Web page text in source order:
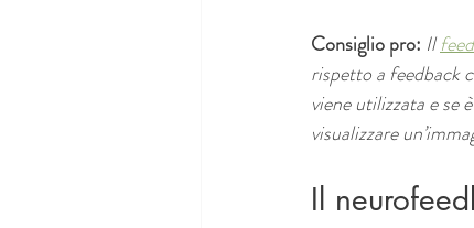
Consiglio pro: Il
rispetto a feedback
viene utilizzata e se
visualizzare
Il